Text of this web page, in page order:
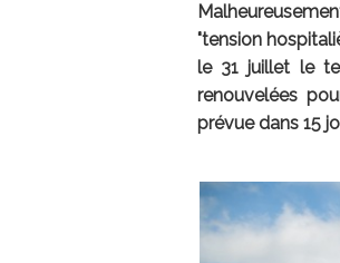
"tension
le 31 juillet le
renouvelées
prévue dans 15